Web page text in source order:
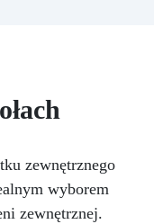
oraz
zewnętrznego
wyborem
zewnętrznej.